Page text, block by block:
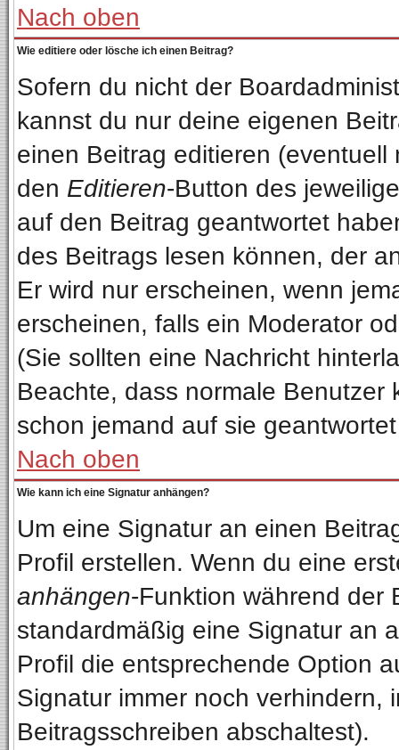
Nach oben
Wie editiere oder lösche ich einen Beitrag?
Sofern du nicht der
kannst du nur deine eigenen
einen Beitrag editieren
den Editieren-Button des
auf den Beitrag geantwortet
des Beitrags lesen können, der
Er wird nur erscheinen, wenn
erscheinen, falls ein Moderator
(Sie sollten eine Nachricht
Beachte, dass normale
schon jemand auf sie
Nach oben
Wie kann ich eine Signatur anhängen?
Um eine Signatur an einen
Profil erstellen. Wenn du eine
anhängen-Funktion während der
standardmäßig eine Signatur an
Profil die entsprechende Option
Signatur immer noch verhindern,
Beitragsschreiben abschaltest).